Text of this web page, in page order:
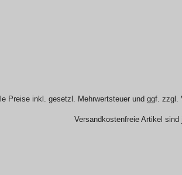
Preise inkl. gesetzl. Mehrwertsteuer und ggf. zzgl.
Versandkostenfreie Artikel sind